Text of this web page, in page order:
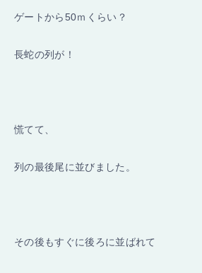
ゲートから50ｍくらい？
長蛇の列が！
慌てて、
列の最後尾に並びました。
その後もすぐに後ろに並ばれて